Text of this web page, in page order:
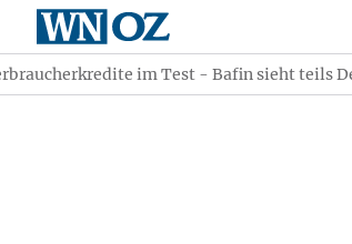
im Test - Bafin sieht teils